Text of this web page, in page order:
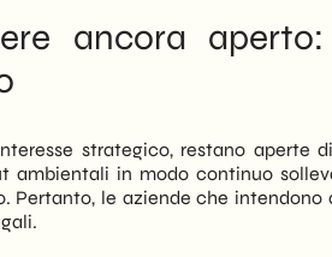
ancora
strategico, restano
ambientali in modo continuo
Pertanto, le aziende che